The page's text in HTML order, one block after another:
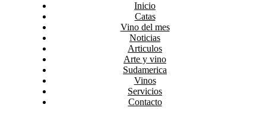
Inicio
Catas
Vino del mes
Noticias
Articulos
Arte y vino
Sudamerica
Vinos
Servicios
Contacto